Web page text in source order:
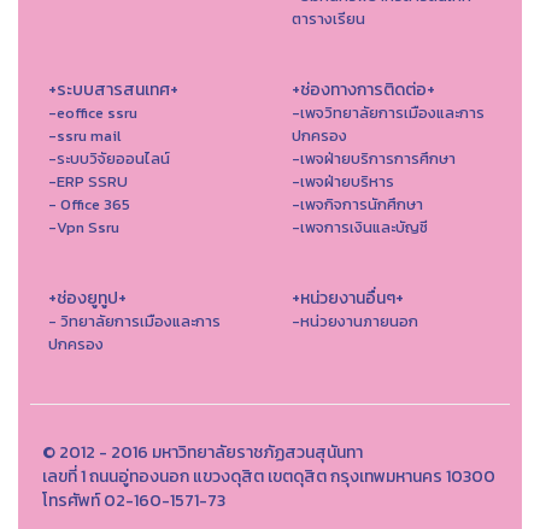
ตารางเรียน
+ระบบสารสนเทศ+
-eoffice ssru
-ssru mail
-ระบบวิจัยออนไลน์
-ERP SSRU
- Office 365
-Vpn Ssru
+ช่องทางการติดต่อ+
-เพจวิทยาลัยการเมืองและการ
ปกครอง
-เพจฝ่ายบริการการศึกษา
-เพจฝ่ายบริหาร
-เพจกิจการนักศึกษา
-เพจการเงินและบัญชี
+ช่องยูทูป+
- วิทยาลัยการเมืองและการ
ปกครอง
+หน่วยงานอื่นๆ+
-หน่วยงานภายนอก
© 2012 - 2016 มหาวิทยาลัยราชภัฏสวนสุนันทา
เลขที่ 1 ถนนอู่ทองนอก แขวงดุสิต เขตดุสิต กรุงเทพมหานคร 10300
โทรศัพท์ 02-160-1571-73